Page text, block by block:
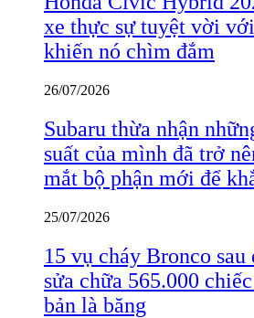
xe thực sự tuyệt vời
khiến nó chìm đắm
26/07/2026
Subaru thừa nhận
suất của mình đã trở
mắt bộ phận mới để
25/07/2026
15 vụ cháy Bronco
sửa chữa 565.000
bản là băng